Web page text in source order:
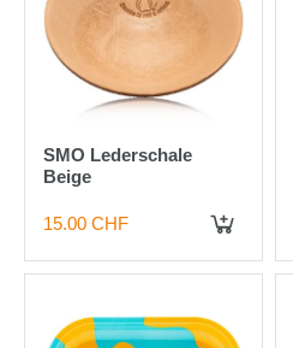
SMO Lederschale
Beige
15.00 CHF